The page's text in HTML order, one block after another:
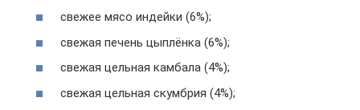
свежее мясо индейки (6%);
свежая печень цыплёнка (6%);
свежая цельная камбала (4%);
свежая цельная скумбрия (4%);